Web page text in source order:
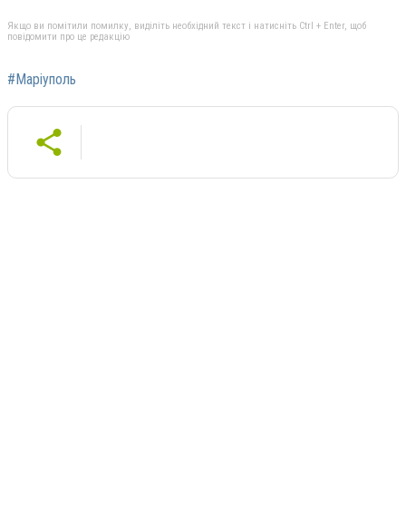
Якщо ви помітили помилку, виділіть необхідний текст і натисніть Ctrl + Enter, щоб
повідомити про це редакцію
#Маріуполь